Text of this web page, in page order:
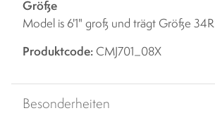
Größe
Model is 6'1" groß und trägt Größe 34R
Produktcode: CMJ701_08X
Besonderheiten